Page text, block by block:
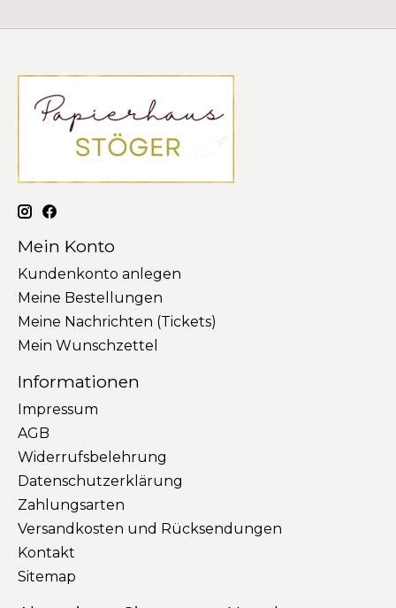
Mein Konto
Kundenkonto anlegen
Meine Bestellungen
Meine Nachrichten (Tickets)
Mein Wunschzettel
Informationen
Impressum
AGB
Widerrufsbelehrung
Datenschutzerklärung
Zahlungsarten
Versandkosten und Rücksendungen
Kontakt
Sitemap